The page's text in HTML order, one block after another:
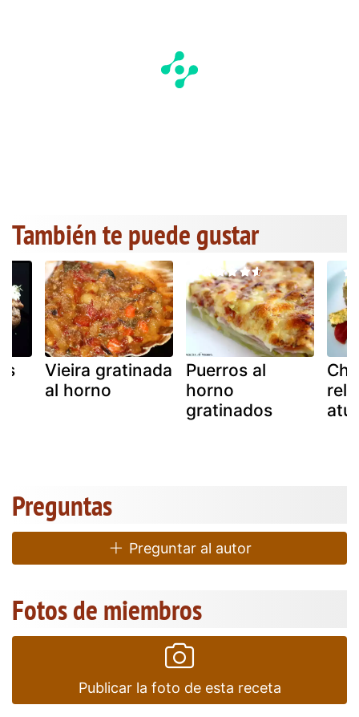
También te puede gustar
Vieira gratinada
al horno
Puerros al
horno
gratinados
Preguntas
Preguntar al autor
Fotos de miembros
Publicar la foto de esta receta